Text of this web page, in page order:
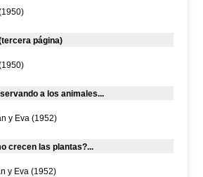
página)
a los animales...
y Eva (1952)
crecen las plantas?...
y Eva (1952)